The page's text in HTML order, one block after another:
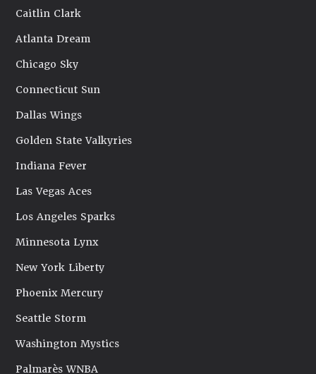
Caitlin Clark
Atlanta Dream
Chicago Sky
Connecticut Sun
Dallas Wings
Golden State Valkyries
Indiana Fever
Las Vegas Aces
Los Angeles Sparks
Minnesota Lynx
New York Liberty
Phoenix Mercury
Seattle Storm
Washington Mystics
Palmarès WNBA